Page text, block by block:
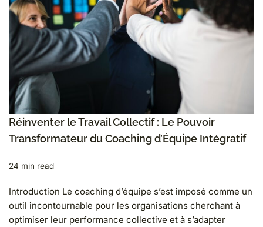
Réinventer le Travail Collectif : Le Pouvoir
Transformateur du Coaching d’Équipe Intégratif
24 min read
Introduction Le coaching d’équipe s’est imposé comme un
outil incontournable pour les organisations cherchant à
optimiser leur performance collective et à s’adapter